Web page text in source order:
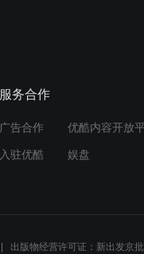
服务合作
广告合作 优酷内容开放
入驻优酷 娱盘
出版物经营许可证：新出发京